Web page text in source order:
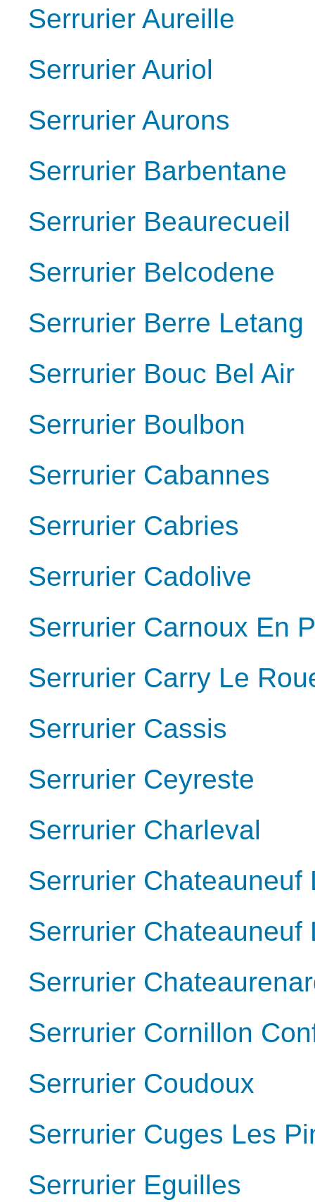
Serrurier Aureille
Serrurier Auriol
Serrurier Aurons
Serrurier Barbentane
Serrurier Beaurecueil
Serrurier Belcodene
Serrurier Berre Letang
Serrurier Bouc Bel Air
Serrurier Boulbon
Serrurier Cabannes
Serrurier Cabries
Serrurier Cadolive
Serrurier Carnoux En
Serrurier Carry Le
Serrurier Cassis
Serrurier Ceyreste
Serrurier Charleval
Serrurier Chateauneuf
Serrurier Chateauneuf
Serrurier
Serrurier Cornillon
Serrurier Coudoux
Serrurier Cuges Les
Serrurier Eguilles